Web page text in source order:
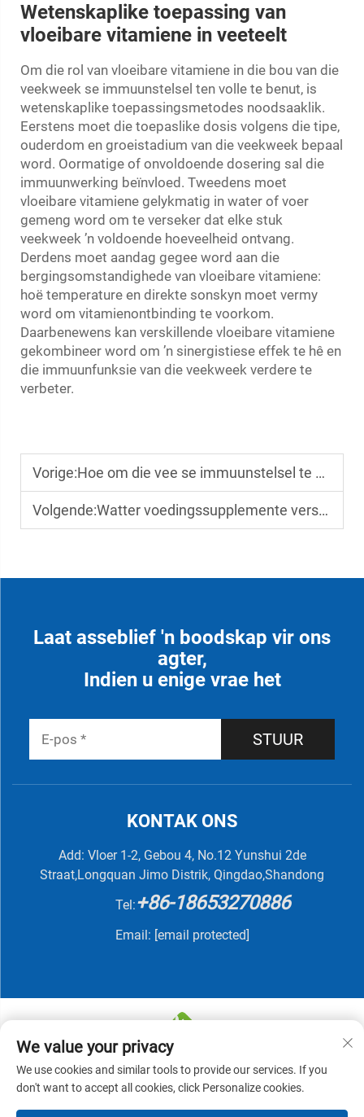
Wetenskaplike toepassing van
vloeibare vitamiene in veeteelt
Om die rol van vloeibare vitamiene in die bou van die
veekweek se immuunstelsel ten volle te benut, is
wetenskaplike toepassingsmetodes noodsaaklik.
Eerstens moet die toepaslike dosis volgens die tipe,
ouderdom en groeistadium van die veekweek bepaal
word. Oormatige of onvoldoende dosering sal die
immuunwerking beïnvloed. Tweedens moet
vloeibare vitamiene gelykmatig in water of voer
gemeng word om te verseker dat elke stuk
veekweek ’n voldoende hoeveelheid ontvang.
Derdens moet aandag gegee word aan die
bergingsomstandighede van vloeibare vitamiene:
hoë temperature en direkte sonskyn moet vermy
word om vitamienontbinding te voorkom.
Daarbenewens kan verskillende vloeibare vitamiene
gekombineer word om ’n sinergistiese effek te hê en
die immuunfunksie van die veekweek verdere te
verbeter.
Vorige:Hoe om die vee se immuunstelsel te versterk deur daaglikse voedingsregulering
Volgende:Watter voedingssupplemente versterk die vee se immuunstelsel doeltreffend?
Laat asseblief 'n boodskap vir ons
agter,
Indien u enige vrae het
STUUR
KONTAK ONS
Add: Vloer 1-2, Gebou 4, No.12 Yunshui 2de
Straat,Longquan Jimo Distrik, Qingdao,Shandong
Tel:+86-18653270886
Email: [email protected]
Kopiereg © 2025 deur QINGDAO NUTRIVIT BIOTECH
CO., LTD - Privatbeleid
We value your privacy
We use cookies and similar tools to provide our services. If you
don't want to accept all cookies, click Personalize cookies.